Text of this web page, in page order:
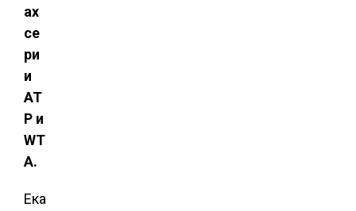
ах
се
ри
и
АТ
Р и
WT
A.
Ека